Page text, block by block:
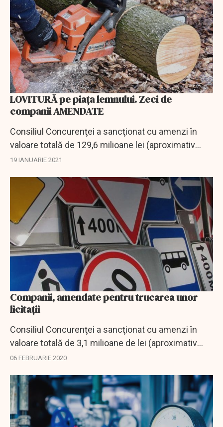
LOVITURĂ pe piața lemnului. Zeci de
companii AMENDATE
Consiliul Concurenţei a sancţionat cu amenzi în
valoare totală de 129,6 milioane lei (aproximativ
26,6 milioane euro) 31 de companii care îşi
19 IANUARIE 2021
Companii, amendate pentru trucarea unor
licitaţii
Consiliul Concurenţei a sancţionat cu amenzi în
valoare totală de 3,1 milioane de lei (aproximativ
667.000 euro) patru companii pentru trucarea unor
06 FEBRUARIE 2020